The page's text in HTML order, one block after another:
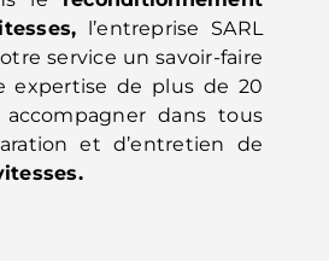
l’entreprise SARL
service un savoir-faire
expertise de plus de 20
dans tous
et d’entretien de